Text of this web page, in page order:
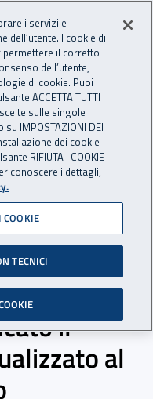
Apri cerca
la
del
il
al
i servizi e
dell’utente. I cookie di
permettere il corretto
dell’utente,
di cookie. Puoi
ACCETTA TUTTI I
sulle singole
IMPOSTAZIONI DEI
dei cookie
RIFIUTA I COOKIE
conoscere i dettagli,
TECNICI